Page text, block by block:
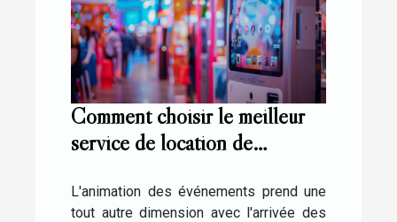
Comment choisir le meilleur
service de location de
événements
L'animation des événements prend une
tout autre dimension avec l'arrivée des